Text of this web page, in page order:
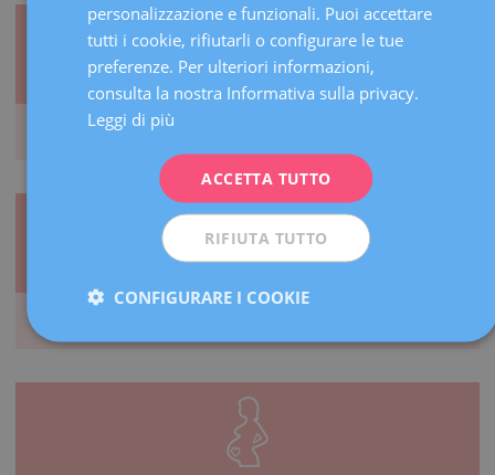
DEUTSCH
personalizzazione e funzionali. Puoi accettare
tutti i cookie, rifiutarli o configurare le tue
preferenze. Per ulteriori informazioni,
consulta la nostra Informativa sulla privacy.
Leggi di più
ACCETTA TUTTO
RIFIUTA TUTTO
CONFIGURARE I COOKIE